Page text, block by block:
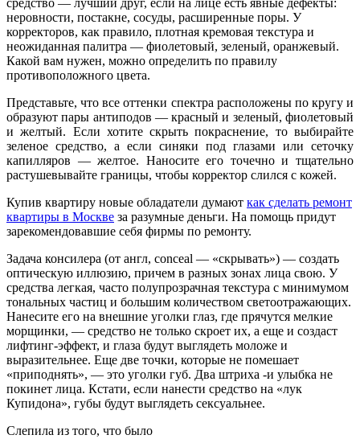
средство — лучший друг, если на лице есть явные дефекты:
неровности, постакне, сосуды, расширенные поры. У
корректоров, как правило, плотная кремовая текстура и
неожиданная палитра — фиолетовый, зеленый, оранжевый.
Какой вам нужен, можно определить по правилу
противоположного цвета.
Представьте, что все оттенки спектра расположены по кругу и
образуют пары антиподов — красный и зеленый, фиолетовый
и желтый. Если хотите скрыть покраснение, то выбирайте
зеленое средство, а если синяки под глазами или сеточку
капилляров — желтое. Наносите его точечно и тщательно
растушевывайте границы, чтобы корректор слился с кожей.
Купив квартиру новые обладатели думают как сделать ремонт
квартиры в Москве за разумные деньги. На помощь придут
зарекомендовавшие себя фирмы по ремонту.
Задача консилера (от англ, conceal — «скрывать») — создать
оптическую иллюзию, причем в разных зонах лица свою. У
средства легкая, часто полупрозрачная текстура с минимумом
тональных частиц и большим количеством светоотражающих.
Нанесите его на внешние уголки глаз, где прячутся мелкие
морщинки, — средство не только скроет их, а еще и создаст
лифтинг-эффект, и глаза будут выглядеть моложе и
выразительнее. Еще две точки, которые не помешает
«приподнять», — это уголки губ. Два штриха -и улыбка не
покинет лица. Кстати, если нанести средство на «лук
Купидона», губы будут выглядеть сексуальнее.
Слепила из того, что было